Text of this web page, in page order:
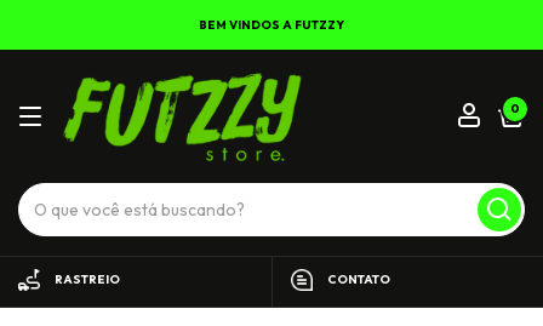
BEM VINDOS A FUTZZY
0
RASTREIO CONTATO